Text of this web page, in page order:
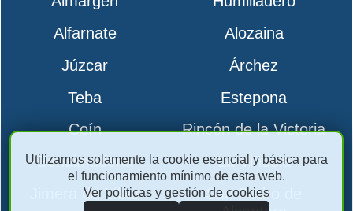
Alfarnate
Alozaina
Júzcar
Árchez
Teba
Estepona
Coín
Rincón de la Victoria
Benalmádena
La Viñuela
Jimera de Líbar
San Pedro de
Utilizamos solamente la cookie esencial y básica para
el funcionamiento mínimo de esta web.
Ver políticas y gestión de cookies